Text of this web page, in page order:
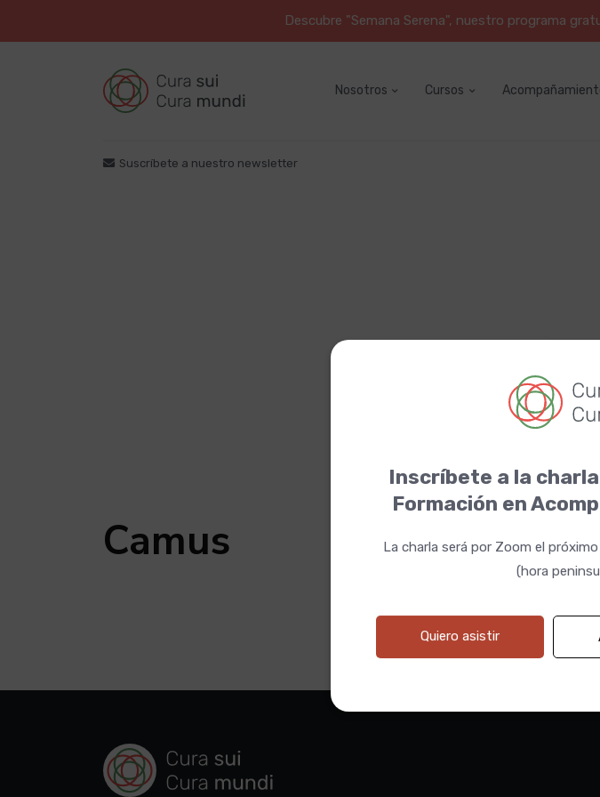
Descubre "Semana Serena", nuestro programa
Nosotros Cursos
Suscríbete a nuestro newsletter
Camus
Inscríbete a la
Formación en
La charla será por Zoom el
(hora
Quiero asistir